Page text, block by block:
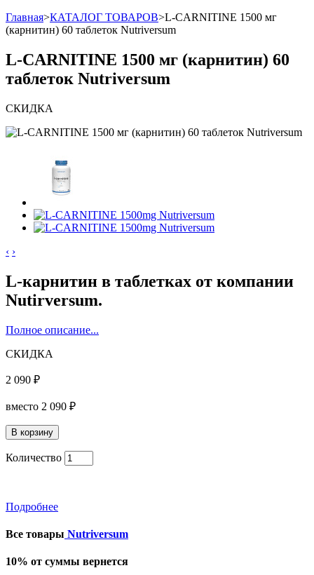
Главная>КАТАЛОГ ТОВАРОВ>L-CARNITINE 1500 мг
(карнитин) 60 таблеток Nutriversum
L-CARNITINE 1500 мг (карнитин) 60
таблеток Nutriversum
СКИДКА
‹ ›
L-карнитин в таблетках от компании
Nutirversum.
Полное описание...
СКИДКА
2 090 ₽
вместо 2 090 ₽
Количество
Подробнее
Все товары Nutriversum
10% от суммы вернется